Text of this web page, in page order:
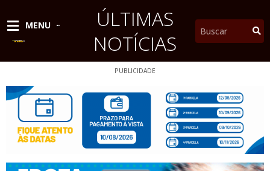
conteúdo
MENU
ÚLTIMAS
NOTÍCIAS
Pesquisar
PUBLICIDADE